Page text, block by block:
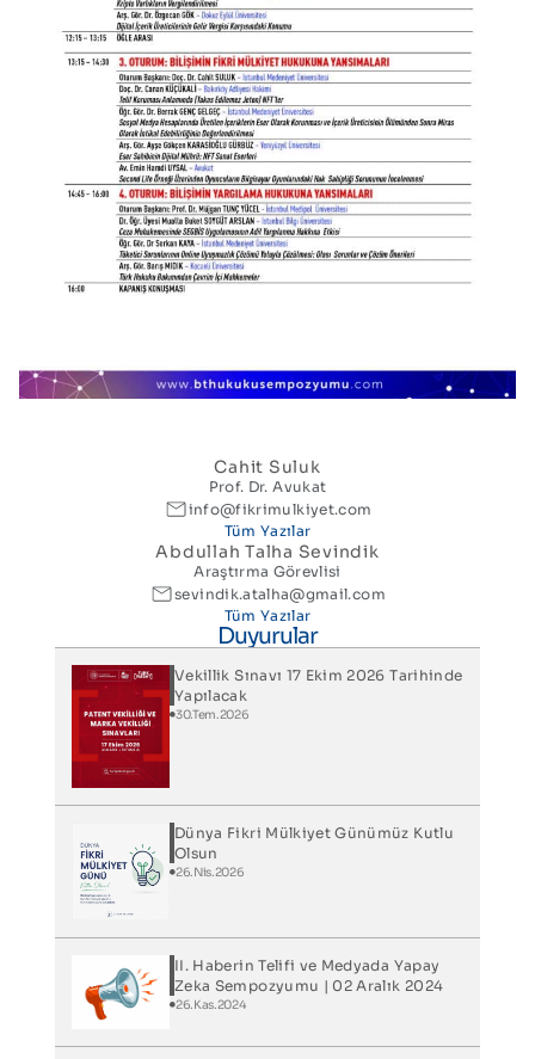
Cahit Suluk
Prof. Dr. Avukat
info@fikrimulkiyet.com
Tüm Yazılar
Abdullah Talha Sevindik
Araştırma Görevlisi
sevindik.atalha@gmail.com
Tüm Yazılar
Duyurular
Vekillik Sınavı 17 Ekim 2026 Tarihinde
Yapılacak
30.Tem.2026
Dünya Fikri Mülkiyet Günümüz Kutlu
Olsun
26.Nis.2026
II. Haberin Telifi ve Medyada Yapay
Zeka Sempozyumu | 02 Aralık 2024
26.Kas.2024